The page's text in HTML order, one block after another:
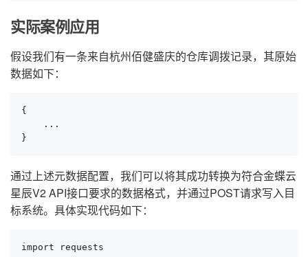
实际案例应用
假设我们有一条来自杭州佰健盛庆的仓库调拨记录，其原始
数据如下：
{
    ...
}
通过上述元数据配置，我们可以将其成功转换为符合金蝶云
星辰V2 API接口要求的数据格式，并通过POST请求写入目
标系统。具体实现代码如下：
import requests